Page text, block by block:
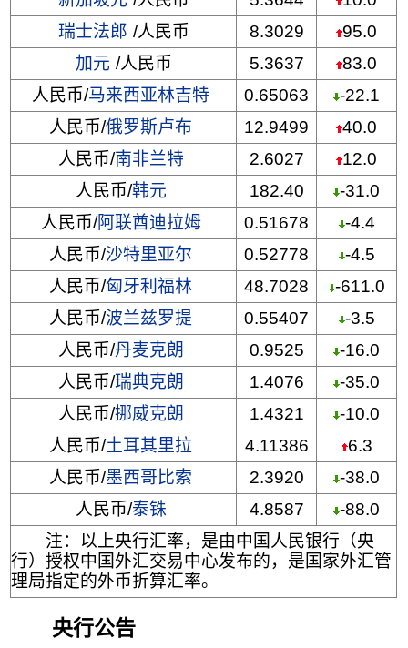
瑞士法郎 /人民币 8.3029
95.0
加元 /人民币 5.3637
83.0
人民币/马来西亚林吉特 0.65063
-22.1
人民币/俄罗斯卢布 12.9499
40.0
人民币/南非兰特 2.6027
12.0
人民币/韩元 182.40
-31.0
人民币/阿联酋迪拉姆 0.51678
-4.4
人民币/沙特里亚尔 0.52778
-4.5
人民币/匈牙利福林 48.7028
-611.0
人民币/波兰兹罗提 0.55407
-3.5
人民币/丹麦克朗 0.9525
-16.0
人民币/瑞典克朗 1.4076
-35.0
人民币/挪威克朗 1.4321
-10.0
人民币/土耳其里拉 4.11386
6.3
人民币/墨西哥比索 2.3920
-38.0
人民币/泰铢 4.8587
-88.0
注：以上央行汇率，是由中国人民银行（央
行）授权中国外汇交易中心发布的，是国家外汇管
理局指定的外币折算汇率。
央行公告